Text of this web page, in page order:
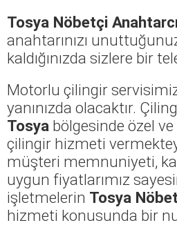
Tosya Nöbetçi
anahtarınızı
kaldığınızda sizlere bir
Motorlu çilingir
yanınızda olacaktır.
Tosya bölgesinde özel
çilingir hizmeti
müşteri memnuniyeti,
uygun fiyatlarımız
işletmelerin Tosya
hizmeti konusunda bir